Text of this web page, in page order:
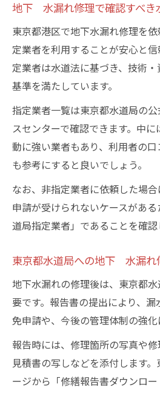
地下 水漏れ修理で確認すべき
東京都港区で地下水漏れ修理を
定業者を利用することが安心と
定業者は水道法に基づき、技術
基準を満たしています。
指定業者一覧は東京都水道局の
スセンターで確認できます。中
動に強い業者もあり、利用者の
も参考にすると良いでしょう。
なお、非指定業者に依頼した場
申請が受けられないケースがあ
道局指定業者」であることを確認
東京都水道局への地下 水漏れ
地下水漏れの修理後は、東京都
要です。報告書の提出により、
免申請や、今後の管理体制の強化
報告時には、修理箇所の写真や修
見積書の写しなどを添付します
ージから「修繕報告書ダウンロ